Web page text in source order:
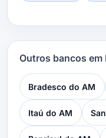
Outros bancos em
Bradesco do AM
Itaú do AM